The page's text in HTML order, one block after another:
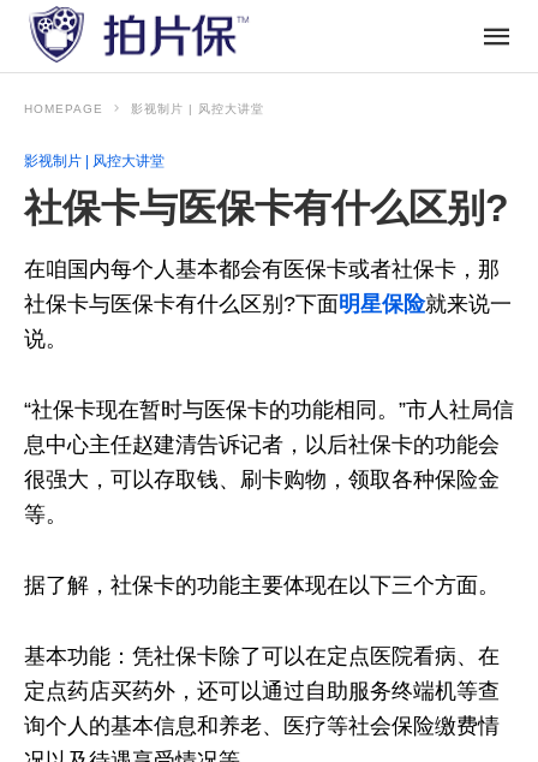
HOMEPAGE 影视制片 | 风控大讲堂
影视制片 | 风控大讲堂
社保卡与医保卡有什么区别?
在咱国内每个人基本都会有医保卡或者社保卡，那
社保卡与医保卡有什么区别?下面明星保险就来说一
说。
“社保卡现在暂时与医保卡的功能相同。”市人社局信
息中心主任赵建清告诉记者，以后社保卡的功能会
很强大，可以存取钱、刷卡购物，领取各种保险金
等。
据了解，社保卡的功能主要体现在以下三个方面。
基本功能：凭社保卡除了可以在定点医院看病、在
定点药店买药外，还可以通过自助服务终端机等查
询个人的基本信息和养老、医疗等社会保险缴费情